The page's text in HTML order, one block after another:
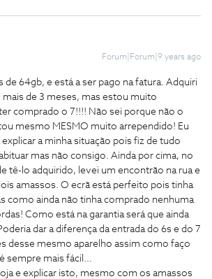
Forum|Forum|9 years ago
de 64gb, e está a ser pago na fatura. Adquiri
de 3 meses, mas estou muito
comprado o 7!!!! Não sei porque não o
mesmo MESMO muito arrependido! Eu
a minha situação pois fiz de tudo
mas não consigo. Ainda por cima, no
tê-lo adquirido, levei um encontrão na rua e
amassos. O ecrã está perfeito pois tinha
como ainda não tinha comprado nenhuma
Como está na garantia será que ainda
dar a diferença da entrada do 6s e do 7
desse mesmo aparelho assim como faço
sempre mais fácil...
e explicar isto, mesmo com os amassos